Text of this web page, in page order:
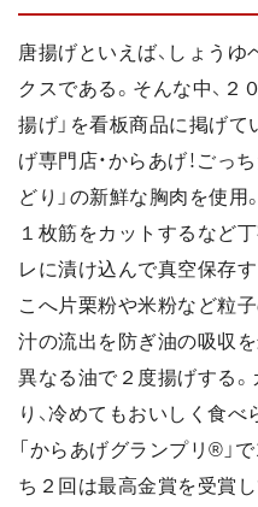
唐揚げといえば、しょう
クスである。そんな中、２
揚げ」を看板商品に掲げて
げ専門店・からあげ！ごっ
どり」の新鮮な胸肉を使
１枚筋をカットするなど
レに漬け込んで真空保存
こへ片栗粉や米粉など粒
汁の流出を防ぎ油の吸収
異なる油で２度揚げする
り、冷めてもおいしく食
「からあげグランプリ®」
ち２回は最高金賞を受賞し